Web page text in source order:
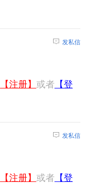
发私信
【注册】 或者 【登
发私信
【注册】 或者 【登